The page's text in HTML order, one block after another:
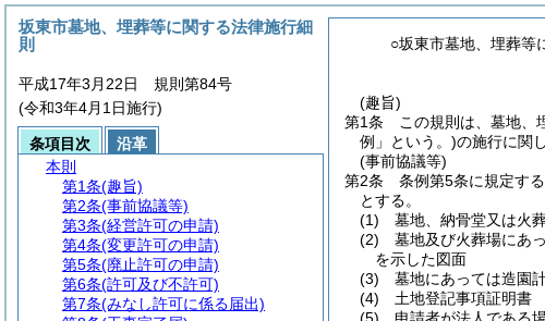
○坂東市墓地、埋葬等
(趣旨)
第1条
この規則は、墓地、
例」という。)の施行に関
(事前協議等)
第2条
条例第5条に規定す
とする。
(1)
墓地、納骨堂又は火
(2)
墓地及び火葬場にあ
を示した図面
(3)
墓地にあっては造園
(4)
土地登記事項証明書
坂東市墓地、埋葬等に関する法律施行細
則
平成17年3月22日 規則第84号
(令和3年4月1日施行)
条項目次
沿革
本則
第1条(趣旨)
第2条(事前協議等)
第3条(経営許可の申請)
第4条(変更許可の申請)
第5条(廃止許可の申請)
第6条(許可及び不許可)
第7条(みなし許可に係る届出)